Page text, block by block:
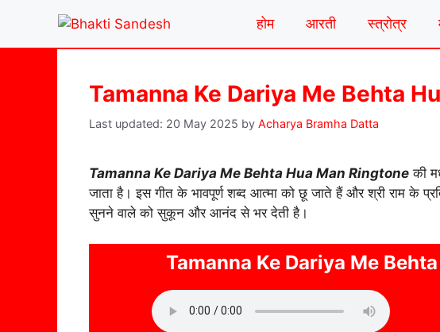
content
होम आरती स्त्रोत्र
Tamanna Ke Dariya Me Behta
20 May 2025 by Acharya Bramha Datta
Tamanna Ke Dariya Me Behta Hua Man Ringtone की
जाता है। इस गीत के भावपूर्ण शब्द आत्मा को छू जाते हैं और श्री राम के
सुनने वाले को सुकून और आनंद से भर देती है।
Tamanna Ke Dariya Me